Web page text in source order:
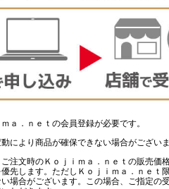
ａ．ｎｅｔの会員登録が必要です。
により商品が確保できない場合がございま
注文時のＫｏｊｉｍａ．ｎｅｔの販売価
先します。ただしＫｏｊｉｍａ．ｎｅｔ
場合がございます。この場合、ご指定の